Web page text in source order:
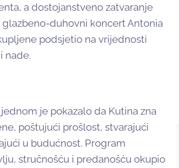
a dostojanstveno zatvaranje
duhovni koncert Antonia
podsjetio na vrijednosti
nade.
je pokazalo da Kutina zna
poštujući prošlost, stvarajući
u budućnost. Program
stručnošću i predanošću okupio